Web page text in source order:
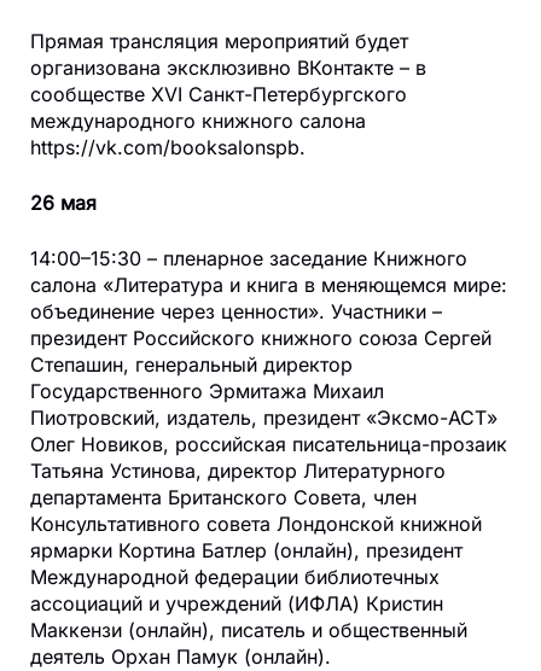
Прямая трансляция мероприятий будет
организована эксклюзивно ВКонтакте – в
сообществе XVI Санкт-Петербургского
международного книжного салона
https://vk.com/booksalonspb.
26 мая
14:00–15:30 – пленарное заседание Книжного
салона «Литература и книга в меняющемся мире:
объединение через ценности». Участники –
президент Российского книжного союза Сергей
Степашин, генеральный директор
Государственного Эрмитажа Михаил
Пиотровский, издатель, президент «Эксмо-АСТ»
Олег Новиков, российская писательница-прозаик
Татьяна Устинова, директор Литературного
департамента Британского Совета, член
Консультативного совета Лондонской книжной
ярмарки Кортина Батлер (онлайн), президент
Международной федерации библиотечных
ассоциаций и учреждений (ИФЛА) Кристин
Маккензи (онлайн), писатель и общественный
деятель Орхан Памук (онлайн).